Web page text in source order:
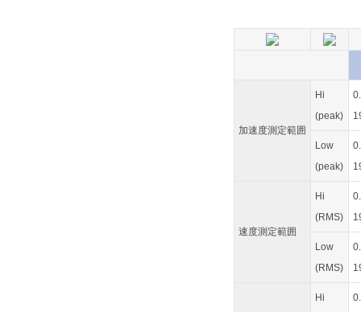
加速度測定範囲
Hi
(peak)
Low
(peak)
速度測定範囲
Hi
(RMS)
Low
(RMS)
Hi